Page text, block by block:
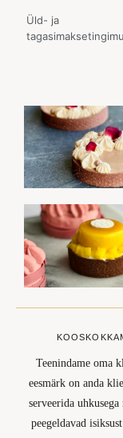
Üld- ja
Teenindame oma
eesmärk on anda
serveerida
peegeldavad